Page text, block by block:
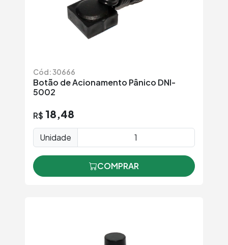
Cód: 30666
Botão de Acionamento Pânico DNI-
5002
R$ 18,48
Unidade
COMPRAR